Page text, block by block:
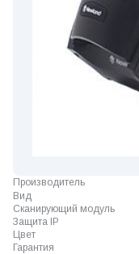
Производитель
Вид
Сканирующий модуль
Защита IP
Цвет
Гарантия